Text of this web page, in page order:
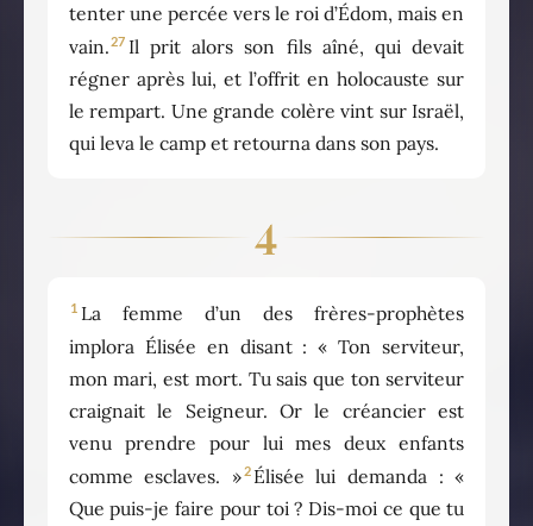
tenter une percée vers le roi d’Édom, mais en
vain.27 Il prit alors son fils aîné, qui devait
régner après lui, et l’offrit en holocauste sur
le rempart. Une grande colère vint sur Israël,
qui leva le camp et retourna dans son pays.
4
1 La femme d’un des frères-prophètes
implora Élisée en disant : « Ton serviteur,
mon mari, est mort. Tu sais que ton serviteur
craignait le Seigneur. Or le créancier est
venu prendre pour lui mes deux enfants
comme esclaves. »2 Élisée lui demanda : «
Que puis-je faire pour toi ? Dis-moi ce que tu